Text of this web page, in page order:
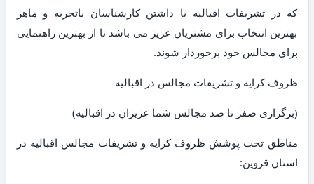
که در تشریفات اقبالیه با داشتن کارشناسان باتجربه و ماهر
بهترین انتخاب برای مشتریان عزیز می باشد تا از بهترین راهنمایی
برای مجالس خود برخوردار شوند.
ظروف کرایه و تشریفات مجالس در اقبالیه
(برگزاری صفر تا صد مجالس شما عزیزان در اقبالیه)
مناطق تحت پوشش ظروف کرایه و تشریفات مجالس اقبالیه در
استان قزوین: